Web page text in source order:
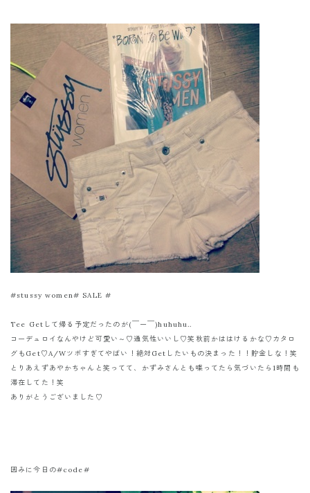
#stussy women# SALE #
Tee Getして帰る予定だったのが(￣ー￣)huhuhu..
コーデュロイなんやけど可愛い～♡通気性いいし♡笑秋前かははけるかな♡カタロ
グもGet♡A/Wツボすぎてやばい！絶対Getしたいもの決まった！！貯金しな！笑
とりあえずあやかちゃんと笑ってて、かずみさんとも喋ってたら気づいたら1時間も
滞在してた！笑
ありがとうございました♡
因みに今日の#code#